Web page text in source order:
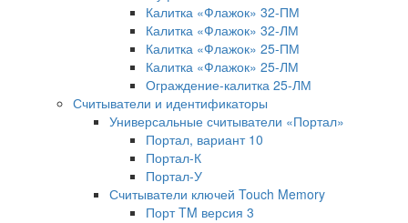
Калитка «Флажок» 32-ПМ
Калитка «Флажок» 32-ЛМ
Калитка «Флажок» 25-ПМ
Калитка «Флажок» 25-ЛМ
Ограждение-калитка 25-ЛМ
Считыватели и идентификаторы
Универсальные считыватели «Портал»
Портал, вариант 10
Портал-К
Портал-У
Считыватели ключей Touch Memory
Порт TM версия 3